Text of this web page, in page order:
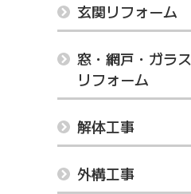
玄関リフォーム
窓・網戸・ガラ
リフォーム
解体工事
外構工事